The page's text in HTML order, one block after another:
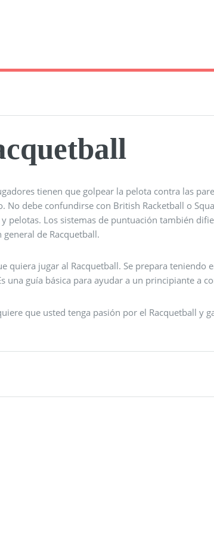
tienen que golpear la pelota contra las
No debe confundirse con British Racketball o
pelotas. Los sistemas de puntuación también
de Racquetball.
quiera jugar al Racquetball. Se prepara teniendo
una guía básica para ayudar a un principiante a
que usted tenga pasión por el Racquetball y